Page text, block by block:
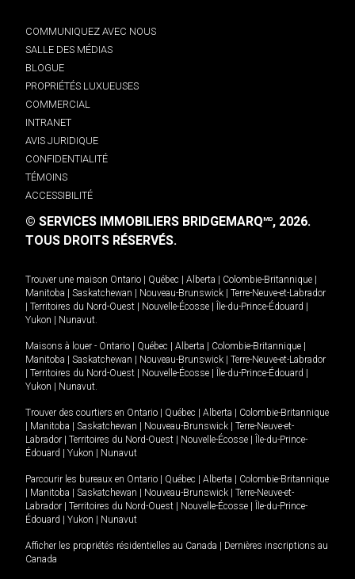
COMMUNIQUEZ AVEC NOUS
SALLE DES MÉDIAS
BLOGUE
PROPRIÉTÉS LUXUEUSES
COMMERCIAL
INTRANET
AVIS JURIDIQUE
CONFIDENTIALITÉ
TÉMOINS
ACCESSIBILITÉ
© SERVICES IMMOBILIERS BRIDGEMARQMD, 2026.
TOUS DROITS RÉSERVÉS.
Trouver une maison Ontario Québec Alberta Colombie-Britannique
Manitoba
Saskatchewan Nouveau-Brunswick
Terre-Neuve-et-Labrador
Territoires du Nord-Ouest Nouvelle-Écosse Île-du-Prince-Édouard
Yukon
Nunavut.
Maisons à louer - Ontario Québec Alberta Colombie-Britannique
Manitoba
Saskatchewan Nouveau-Brunswick
Terre-Neuve-et-Labrador
Territoires du Nord-Ouest Nouvelle-Écosse Île-du-Prince-Édouard
Yukon
Nunavut.
Trouver des courtiers en Ontario Québec Alberta
Colombie-Britannique
Manitoba Saskatchewan Nouveau-Brunswick
Terre-Neuve-et-
Labrador
Territoires du Nord-Ouest Nouvelle-Écosse
Île-du-Prince-
Édouard
Yukon Nunavut
Parcourir les bureaux en Ontario Québec Alberta
Colombie-Britannique
Manitoba Saskatchewan Nouveau-Brunswick
Terre-Neuve-et-
Labrador
Territoires du Nord-Ouest Nouvelle-Écosse
Île-du-Prince-
Édouard
Yukon Nunavut
Afficher les propriétés résidentielles au Canada
Dernières inscriptions au
Canada